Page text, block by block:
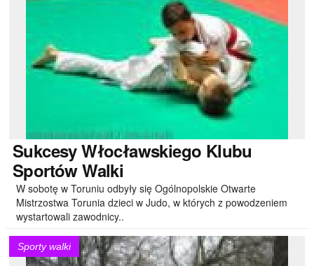
SukcesyWłocławskiego Klubu
Sportów Walki
W sobotę w Toruniu odbyły się Ogólnopolskie Otwarte
Mistrzostwa Torunia dzieci w Judo, w których z powodzeniem
wystartowali zawodnicy..
Sporty walki